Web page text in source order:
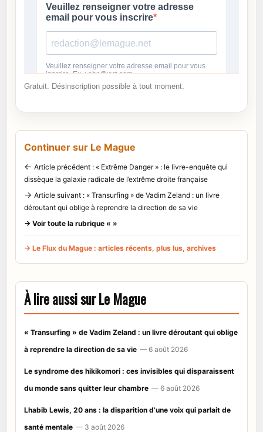
Gratuit. Désinscription possible à tout moment.
Continuer sur Le Mague
← Article précédent : « Extrême Danger » : le livre-enquête qui
dissèque la galaxie radicale de l’extrême droite française
→ Article suivant : « Transurfing » de Vadim Zeland : un livre
déroutant qui oblige à reprendre la direction de sa vie
→ Voir toute la rubrique « »
→ Le Flux du Mague : articles récents, plus lus, archives
À lire aussi sur Le Mague
« Transurfing » de Vadim Zeland : un livre déroutant qui oblige
à reprendre la direction de sa vie — 6 août 2026
Le syndrome des hikikomori : ces invisibles qui disparaissent
du monde sans quitter leur chambre — 6 août 2026
Lhabib Lewis, 20 ans : la disparition d’une voix qui parlait de
santé mentale — 3 août 2026